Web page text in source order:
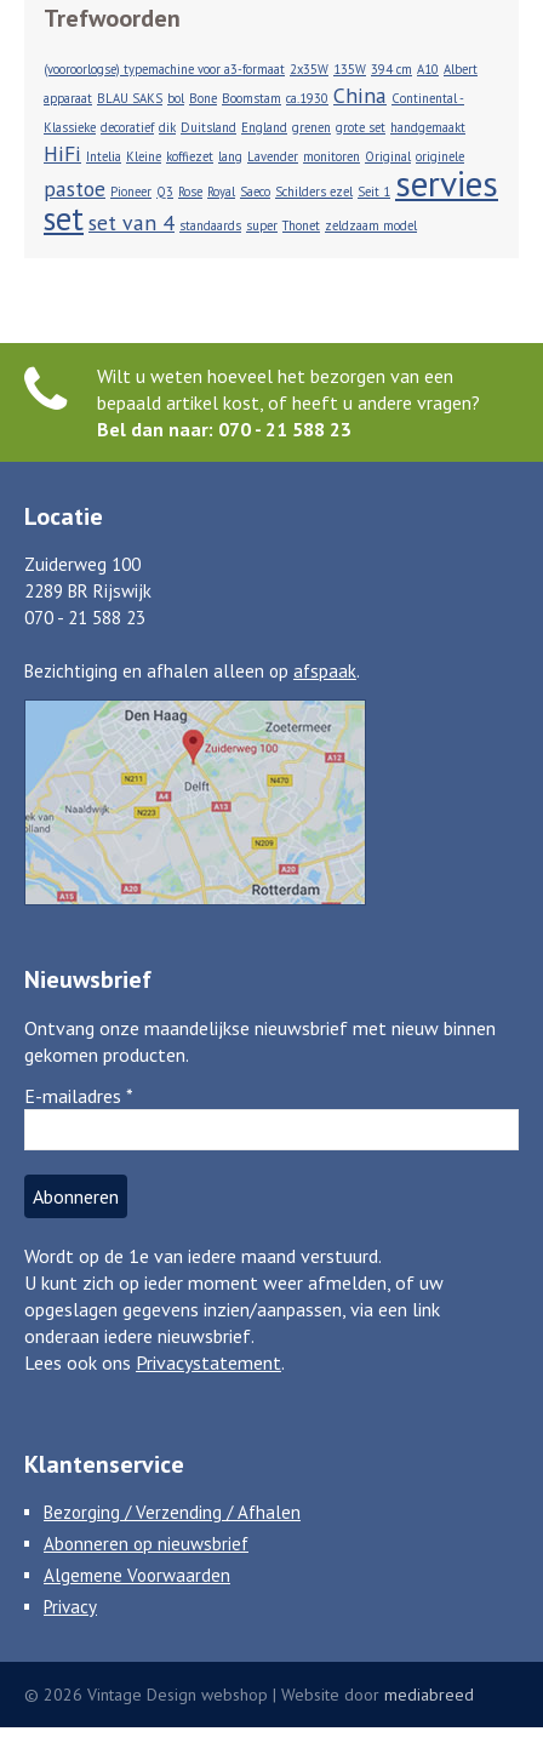
Trefwoorden
(vooroorlogse) typemachine voor a3-formaat 2x35W 135W 394 cm A10 Albert
apparaat BLAU SAKS bol Bone Boomstam ca.1930 China Continental -
Klassieke decoratief dik Duitsland England grenen grote set handgemaakt
HiFi Intelia Kleine koffiezet lang Lavender monitoren Original originele
pastoe Pioneer Q3 Rose Royal Saeco Schilders ezel Seit 1 servies
setset van 4 standaards super Thonet zeldzaam model
Wilt u weten hoeveel het bezorgen van een
bepaald artikel kost, of heeft u andere vragen?
Bel dan naar: 070 - 21 588 23
Locatie
Zuiderweg 100
2289 BR Rijswijk
070 - 21 588 23
Bezichtiging en afhalen alleen op afspaak.
Nieuwsbrief
Ontvang onze maandelijkse nieuwsbrief met nieuw binnen
gekomen producten.
E-mailadres *
Wordt op de 1e van iedere maand verstuurd.
U kunt zich op ieder moment weer afmelden, of uw
opgeslagen gegevens inzien/aanpassen, via een link
onderaan iedere nieuwsbrief.
Lees ook ons Privacystatement.
Klantenservice
Bezorging / Verzending / Afhalen
Abonneren op nieuwsbrief
Algemene Voorwaarden
Privacy
© 2026 Vintage Design webshop | Website door mediabreed